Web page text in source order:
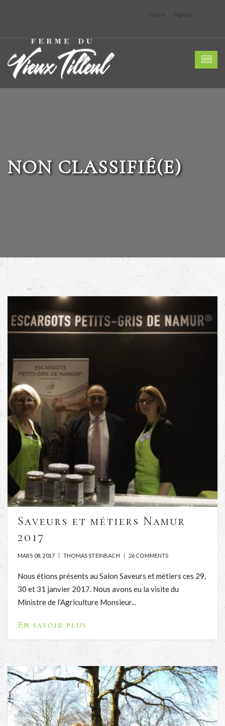
Sign in Sign up
NON CLASSIFIÉ(E)
Saveurs et métiers Namur
2017
MARS 08, 2017 THOMAS STEINBACH 26 COMMENTS
Nous étions présents au Salon Saveurs et métiers ces 29,
30 et 31 janvier 2017. Nous avons eu la visite du
Ministre de l’Agriculture Monsieur...
En savoir plus